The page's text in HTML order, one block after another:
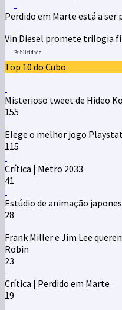
Perdido em Marte está a ser
Vin Diesel promete trilogia
Publicidade
Top 10 do Cubo
Misterioso tweet de Hideo
155
Elege o melhor jogo
115
Crítica | Metro 2033
41
Estúdio de animação
28
Frank Miller e Jim Lee
Robin
23
Crítica | Perdido em Marte
19